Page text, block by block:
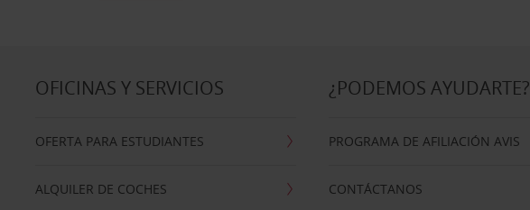
OFICINAS Y SERVICIOS
OFERTA PARA ESTUDIANTES
ALQUILER DE COCHES
¿PODEMOS AYUDARTE?
PROGRAMA DE AFILIACIÓN AVIS
CONTÁCTANOS